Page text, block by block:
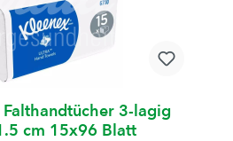
3-lagig
cm 15x96 Blatt